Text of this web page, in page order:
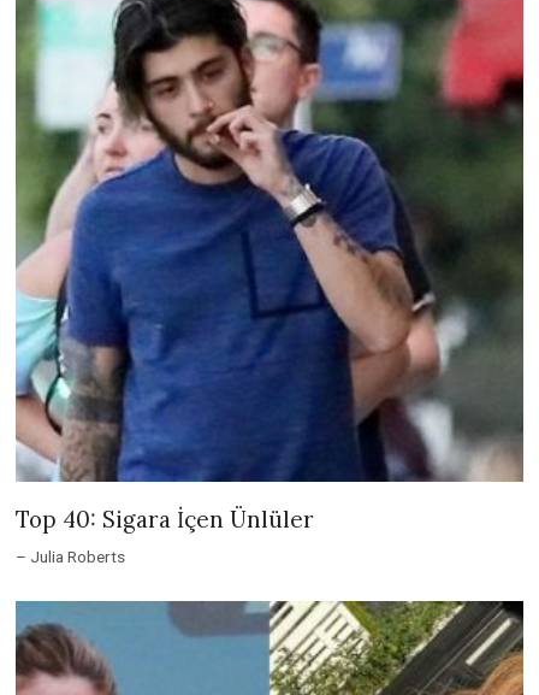
Top 40: Sigara İçen Ünlüler
– Julia Roberts